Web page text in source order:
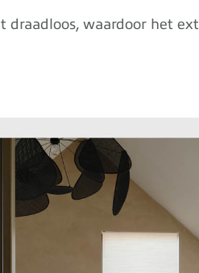
draadloos, waardoor het